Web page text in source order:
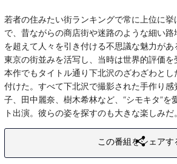
若者の住みたい街ランキングで常に上位に
で、昔ながらの商店街や迷路のような細い
を超えて人々を引き付ける不思議な魅力が
東京の街並みを活写し、当時は世界的評価を
本作でもタイトル通り下北沢のざわざわとし
付けた。すべて下北沢で撮影された手作り
子、田中麗奈、樹木希林など、“シモキタ”を
ト出演。彼らの姿を探すのも大きな楽しみだ。
この番組をシェアす